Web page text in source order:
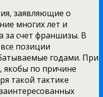
заявляющие о
многих лет и
за счет франшизы. В
позиции
годами. При
якобы по причине
такой тактике